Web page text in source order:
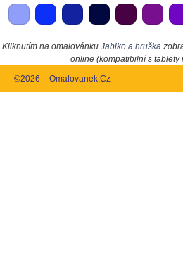
Kliknutím na omalovánku Jablko a hruška
online (kompatibilní s tablety
©2026 – Omalovanek.Cz